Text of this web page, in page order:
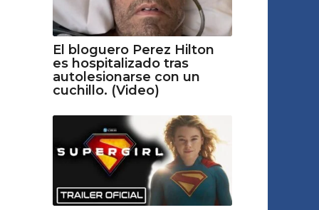
El bloguero Perez Hilton
es hospitalizado tras
autolesionarse con un
cuchillo. (Video)